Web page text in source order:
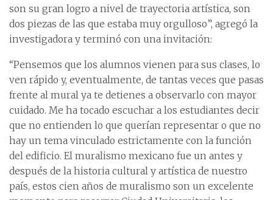
son su gran logro a nivel de trayectoria artística, son
dos piezas de las que estaba muy orgulloso”, agregó la
investigadora y terminó con una invitación:
“Pensemos que los alumnos vienen para sus clases, lo
ven rápido y, eventualmente, de tantas veces que pasas
frente al mural ya te detienes a observarlo con mayor
cuidado. Me ha tocado escuchar a los estudiantes decir
que no entienden lo que querían representar o que no
hay un tema vinculado estrictamente con la función
del edificio. El muralismo mexicano fue un antes y
después de la historia cultural y artística de nuestro
país, estos cien años de muralismo son un excelente